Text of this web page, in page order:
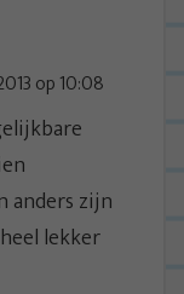
op 10:08
anders zijn
lekker